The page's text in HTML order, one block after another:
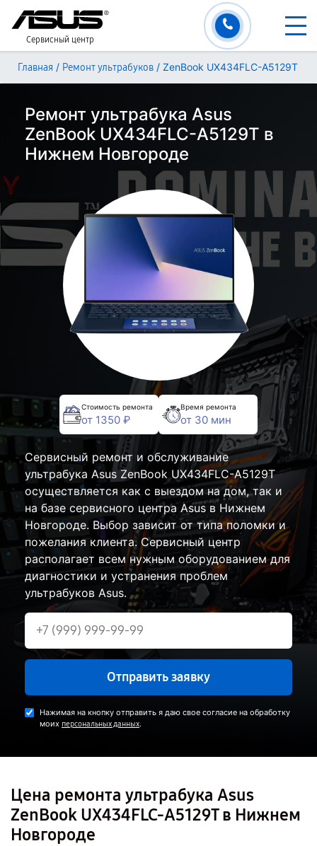
Сервисный центр
Главная / Ремонт ультрабуков / ZenBook UX434FLC-A5129T
Ремонт ультрабука Asus
ZenBook UX434FLC-A5129T в
Нижнем Новгороде
Стоимость ремонта
от 1350 ₽
Время ремонта
от 30 мин
Сервисный ремонт и обслуживание
ультрабука Asus ZenBook UX434FLC-A5129T
осуществляется как с выездом на дом, так и
на базе сервисного центра Asus в Нижнем
Новгороде. Выбор зависит от типа поломки и
пожелания клиента. Сервисный центр
располагает всем нужным оборудованием для
диагностики и устранения проблем
ультрабуков Asus.
Отправить заявку
Нажимая на кнопку отправить я даю свое согласие на обработку
моих персональных данных.
Цена ремонта ультрабука Asus
ZenBook UX434FLC-A5129T в Нижнем
Новгороде